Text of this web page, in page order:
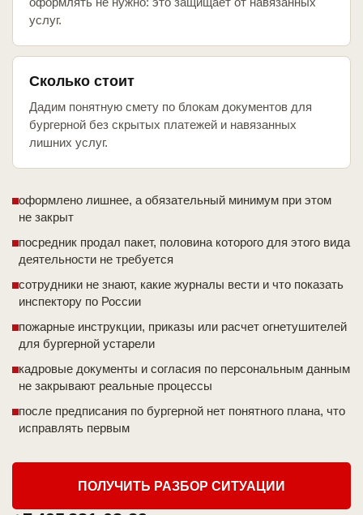
услуг.
Сколько стоит
Дадим понятную смету по блокам документов для
бургерной без скрытых платежей и навязанных
лишних услуг.
оформлено лишнее, а обязательный минимум при этом
не закрыт
посредник продал пакет, половина которого для этого вида
деятельности не требуется
сотрудники не знают, какие журналы вести и что показать
инспектору по России
пожарные инструкции, приказы или расчет огнетушителей
для бургерной устарели
кадровые документы и согласия по персональным данным
не закрывают реальные процессы
после предписания по бургерной нет понятного плана, что
исправлять первым
ПОЛУЧИТЬ РАЗБОР СИТУАЦИИ